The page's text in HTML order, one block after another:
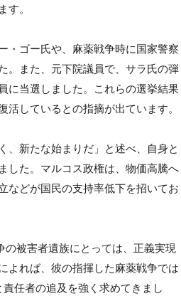
す。
・ゴー氏や、麻薬戦争時に国家警察
。また、元下院議員で、サラ氏の弾
に当選しました。これらの選挙結果
しているとの指摘が出ています。
、新たな始まりだ」と述べ、自身と
した。マルコス政権は、物価高騰へ
などが国民の支持率低下を招いてお
被害者遺族にとっては、正義実現
よれば、彼の指揮した麻薬戦争では
任者の追及を強く求めてきまし